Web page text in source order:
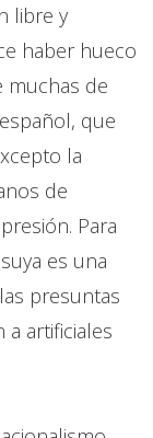
libre y
haber hueco
muchas de
que
la
de
Para
es una
presuntas
artificiales